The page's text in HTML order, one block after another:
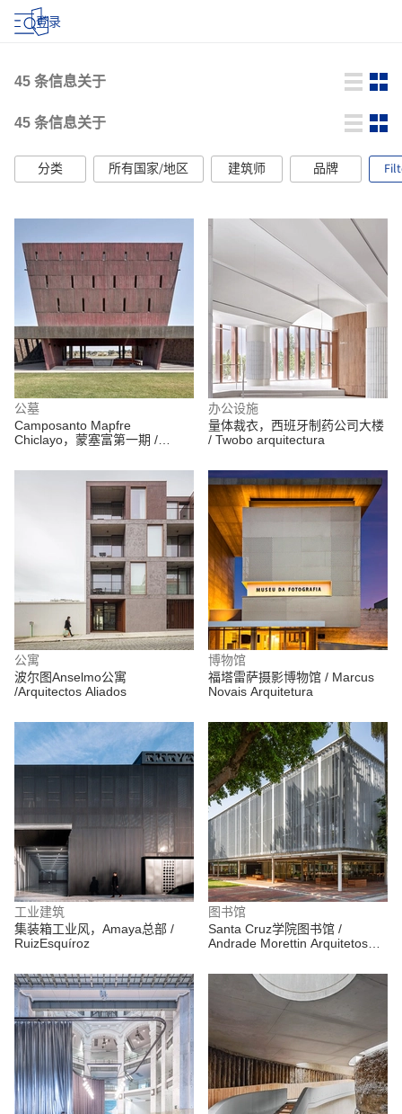
登录
45 条信息关于
45 条信息关于
分类 所有国家/地区 建筑师 品牌
公墓
Camposanto Mapfre
Chiclayo，蒙塞富第一期 /
办公设施
量体裁衣，西班牙制药公司大楼
/ Twobo arquitectura
公寓
波尔图Anselmo公寓
/Arquitectos Aliados
博物馆
福塔雷萨摄影博物馆 / Marcus
Novais Arquitetura
工业建筑
集装箱工业风，Amaya总部 /
RuizEsquíroz
图书馆
Santa Cruz学院图书馆 /
Andrade Morettin Arquitetos